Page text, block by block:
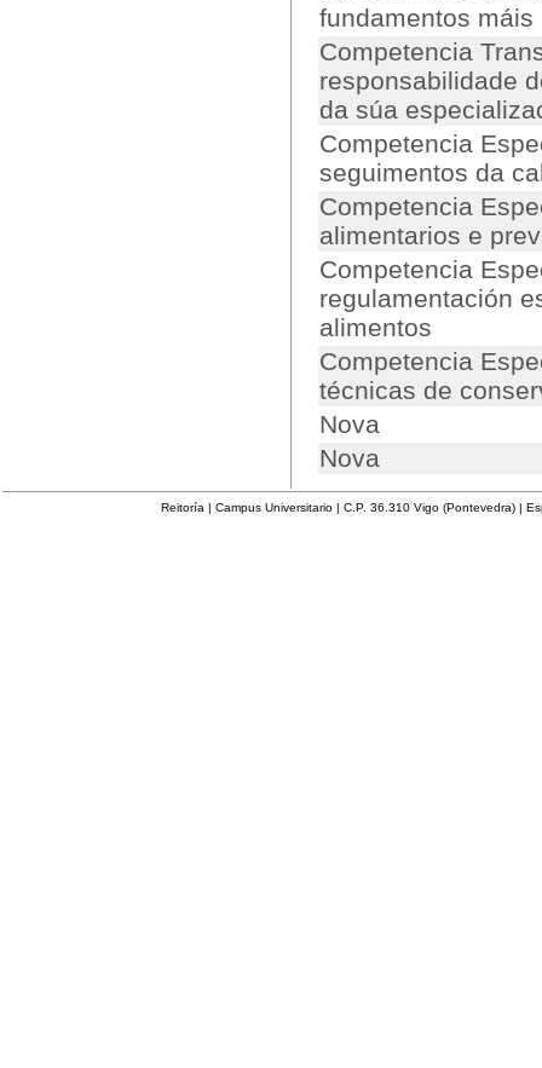
fundamentos
Competencia
responsabilidade
da súa
Competencia
seguimentos da
Competencia
alimentarios e
Competencia
regulamentación
alimentos
Competencia
técnicas de
Nova
Nova
Reitoría | Campus Universitario | C.P. 36.310 Vigo (Pontevedra) |